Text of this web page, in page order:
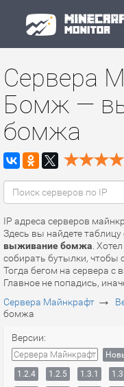
Сервера
Бомж —
бомжа
IP адреса серверов
Здесь вы найдете таблицу
выживание бомжа .
собирать бутылки, чтобы
Тогда бегом на сервера
Главное не попадись,
Сервера Майнкрафт →
бомжа
Версии:
Сервера Майнкрафт
1.2.4
1.2.5 1.3.1